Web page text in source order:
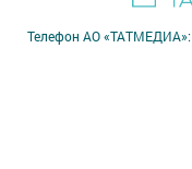
Телефон АО «ТАТМЕДИА»: